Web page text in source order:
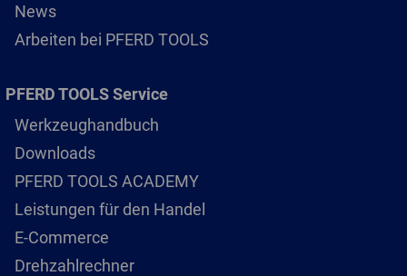
News
Arbeiten bei PFERD TOOLS
PFERD TOOLS Service
Werkzeughandbuch
Downloads
PFERD TOOLS ACADEMY
Leistungen für den Handel
E-Commerce
Drehzahlrechner